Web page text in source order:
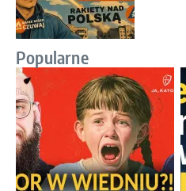
Popularne